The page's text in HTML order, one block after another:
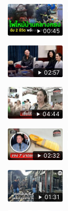
00:45
02:57
04:44
02:32
01:31